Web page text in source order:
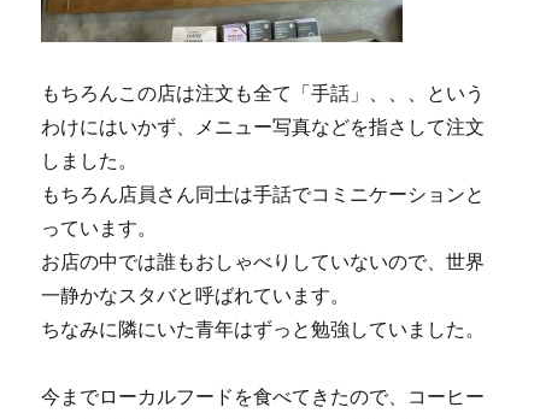
もちろんこの店は注文も全て「手話」、、、という
わけにはいかず、メニュー写真などを指さして注文
しました。
もちろん店員さん同士は手話でコミニケーションと
っています。
お店の中では誰もおしゃべりしていないので、世界
一静かなスタバと呼ばれています。
ちなみに隣にいた青年はずっと勉強していました。
今までローカルフードを食べてきたので、コーヒー